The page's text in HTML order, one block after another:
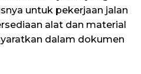
untuk pekerjaan jalan
alat dan material
dalam dokumen